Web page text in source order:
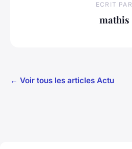
ECRIT PAR
mathis
← Voir tous les articles Actu